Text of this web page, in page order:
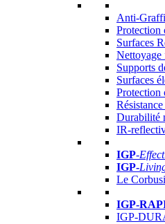
Anti-
Protection
Surfaces
Nettoyage
Supports
Surfaces
Protection
Durabilité
IR-
IGP-
IGP-
Le
IGP-
IGP-